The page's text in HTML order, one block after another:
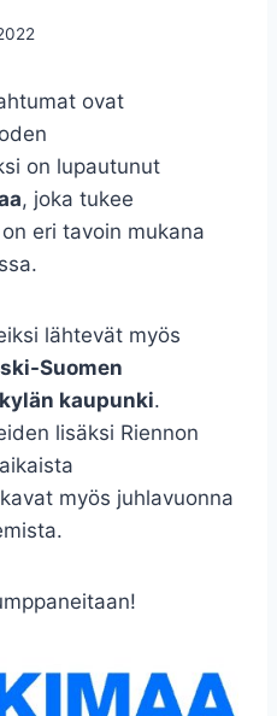
ovat
on lupautunut
, joka tukee
eri tavoin mukana
lähtevät myös
Suomen
kaupunki.
lisäksi Riennon
myös juhlavuonna